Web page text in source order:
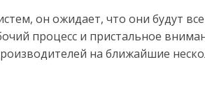
он ожидает, что они будут
процесс и пристальное
на ближайшие